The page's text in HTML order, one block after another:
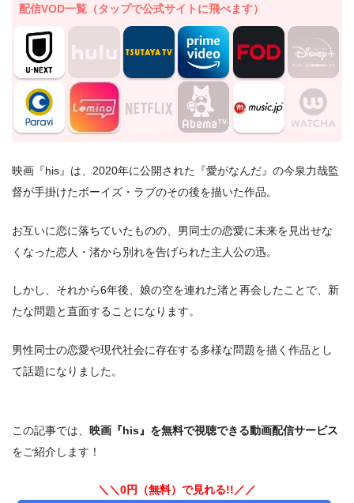
配信VOD一覧（タップで公式サイトに飛べます）
映画『his』は、2020年に公開された『愛がなんだ』の今泉力哉監
督が手掛けたボーイズ・ラブのその後を描いた作品。
お互いに恋に落ちていたものの、男同士の恋愛に未来を見出せな
くなった恋人・渚から別れを告げられた主人公の迅。
しかし、それから6年後、娘の空を連れた渚と再会したことで、新
たな問題と直面することになります。
男性同士の恋愛や現代社会に存在する多様な問題を描く作品とし
て話題になりました。
この記事では、 映画『his』を無料で視聴できる動画配信サービス
をご紹介します！
＼＼0円（無料）で見れる!!／／